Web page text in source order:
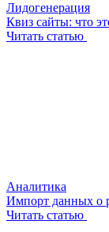
Лидогенерация
Квиз сайты: что
Читать статью
Аналитика
Импорт данных о
Читать статью